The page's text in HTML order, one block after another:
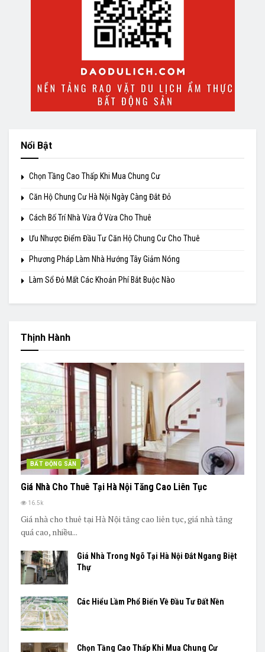
Nổi Bật
Chọn Tầng Cao Thấp Khi Mua Chung Cư
Căn Hộ Chung Cư Hà Nội Ngày Càng Đắt Đỏ
Cách Bố Trí Nhà Vừa Ở Vừa Cho Thuê
Ưu Nhược Điểm Đầu Tư Căn Hộ Chung Cư Cho Thuê
Phương Pháp Làm Nhà Hướng Tây Giảm Nóng
Làm Sổ Đỏ Mất Các Khoản Phí Bắt Buộc Nào
Thịnh Hành
BẤT ĐỘNG SẢN
Giá Nhà Cho Thuê Tại Hà Nội Tăng Cao Liên Tục
16.5k
Giá nhà cho thuê tại Hà Nội tăng cao liên tục, giá nhà tăng
quá cao, nhiều...
Giá Nhà Trong Ngõ Tại Hà Nội Đắt Ngang Biệt
Thự
Các Hiểu Lầm Phổ Biến Về Đầu Tư Đất Nền
Chọn Tầng Cao Thấp Khi Mua Chung Cư